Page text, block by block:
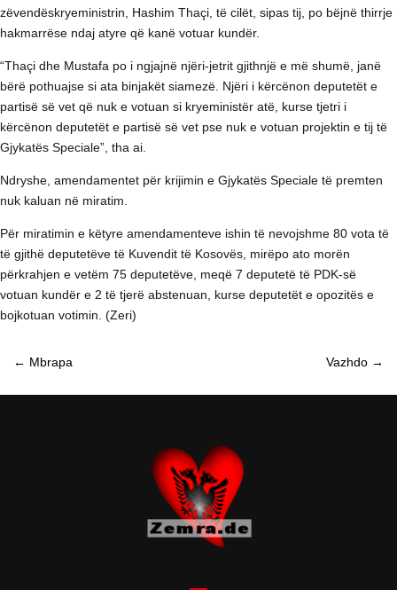
zëvendëskryeministrin, Hashim Thaçi, të cilët, sipas tij, po bëjnë thirrje
hakmarrëse ndaj atyre që kanë votuar kundër.
“Thaçi dhe Mustafa po i ngjajnë njëri-jetrit gjithnjë e më shumë, janë
bërë pothuajse si ata binjakët siamezë. Njëri i kërcënon deputetët e
partisë së vet që nuk e votuan si kryeministër atë, kurse tjetri i
kërcënon deputetët e partisë së vet pse nuk e votuan projektin e tij të
Gjykatës Speciale”, tha ai.
Ndryshe, amendamentet për krijimin e Gjykatës Speciale të premten
nuk kaluan në miratim.
Për miratimin e këtyre amendamenteve ishin të nevojshme 80 vota të
të gjithë deputetëve të Kuvendit të Kosovës, mirëpo ato morën
përkrahjen e vetëm 75 deputetëve, meqë 7 deputetë të PDK-së
votuan kundër e 2 të tjerë abstenuan, kurse deputetët e opozitës e
bojkotuan votimin. (Zeri)
← Mbrapa Vazhdo →